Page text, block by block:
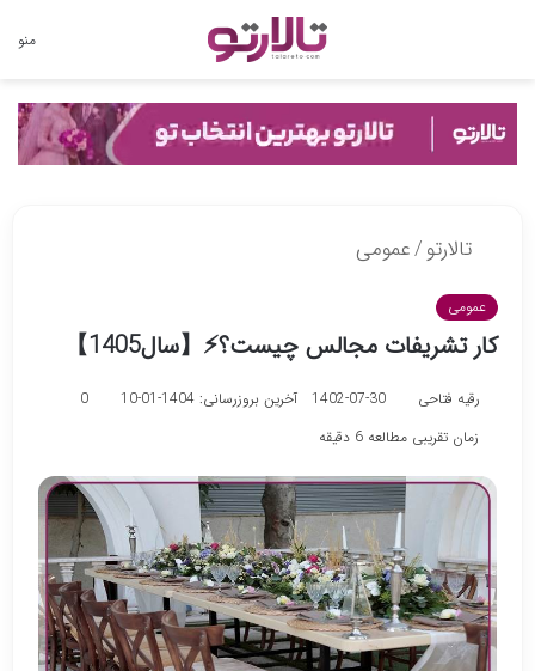
منو
تالارتو/عمومی
عمومی
کار تشریفات مجالس چیست؟⚡【سال1405】
رقیه فتاحی 1402-07-30 آخرین بروزرسانی: 1404-01-10
0
زمان تقریبی مطالعه 6 دقیقه